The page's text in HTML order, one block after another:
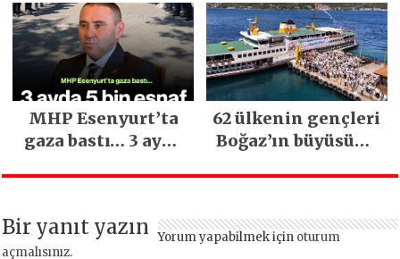
İlgi Gördü!..
heyelan sonrası
kritik uyarı
MHP Esenyurt’ta
gaza bastı… 3 ayda
edildi
62 ülkenin gençleri
Boğaz’ın büyüsüne
Bir yanıt yazın Yorum yapabilmek için oturum
açmalısınız.